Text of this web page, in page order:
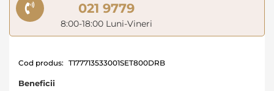
021 9779
8:00-18:00 Luni-Vineri
Cod produs: T177713533001SET800DRB
Beneficii